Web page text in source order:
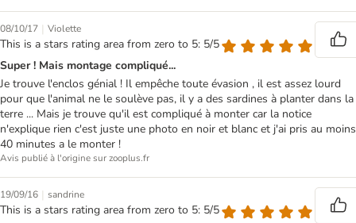
08/10/17 | Violette
This is a stars rating area from zero to 5: 5/5
Super ! Mais montage compliqué...
Je trouve l'enclos génial ! Il empêche toute évasion , il est assez lourd
pour que l'animal ne le soulève pas, il y a des sardines à planter dans la
terre ... Mais je trouve qu'il est compliqué à monter car la notice
n'explique rien c'est juste une photo en noir et blanc et j'ai pris au moins
40 minutes a le monter !
Avis publié à l'origine sur zooplus.fr
19/09/16 | sandrine
This is a stars rating area from zero to 5: 5/5